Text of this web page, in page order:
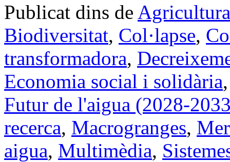
Publicat dins de Agricultura
Biodiversitat, Col·lapse,
transformadora,
Economia social i solidària
Futur de l'aigua (2028-
recerca, Macrogranges,
aigua, Multimèdia,